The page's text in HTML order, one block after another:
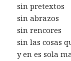
sin pretextos
sin abrazos
sin rencores
sin las cosas
y en es sola